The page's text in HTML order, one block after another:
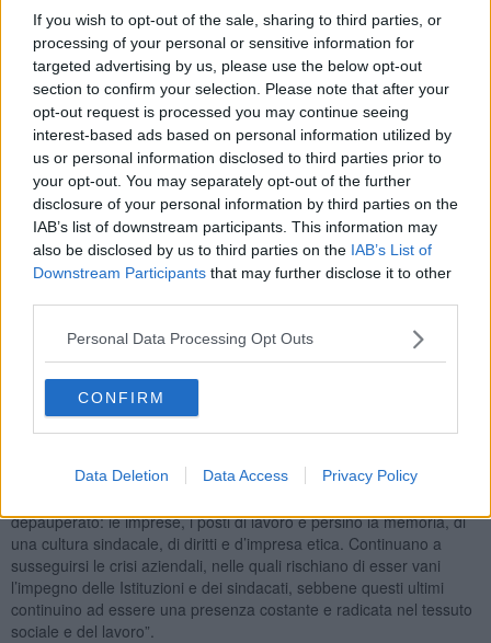
If you wish to opt-out of the sale, sharing to third parties, or
processing of your personal or sensitive information for
targeted advertising by us, please use the below opt-out
section to confirm your selection. Please note that after your
opt-out request is processed you may continue seeing
interest-based ads based on personal information utilized by
us or personal information disclosed to third parties prior to
your opt-out. You may separately opt-out of the further
disclosure of your personal information by third parties on the
IAB’s list of downstream participants. This information may
also be disclosed by us to third parties on the IAB’s List of
Downstream Participants that may further disclose it to other
Personal Data Processing Opt Outs
CONFIRM
Data Deletion Data Access Privacy Policy
AREZZO —Oggi, Sabato 29 dalle ore 10:30 alla Casa dell’Energia
ad Arezzo, in via Leone Leoni si terrà laseconda assemblea
pubblicapromossa dal comitato aretino di Articolo 1- Movimento
Democratici e Progressistiche avrà al centro del dibattito e vedrà la
partecipazione del presidente del gruppo di Articolo 1- Mdp a
Montecitorio Francesco Laforgia.
Inizia così la costruzione del movimento democratico e progressista
– Articolo 1 che propone una sfida in Italia e in Europa per
rilanciare una politica vissuta come efficace da chi è emarginato,
escluso e sconfitto dalla globalizzazione neoliberista e dal
saccheggio delle risorse naturali. MDP intende ripartire da una
sottopagato, sul lavoro che ammala e uccide per tornare ad avere il
lavoro che restituisce identità e dignità alla persona e alla comunità
in cui vive.
coniugazione dei diritti dei lavoratori con lo sviluppo dell’impresa, –
depauperato: le imprese, i posti di lavoro e persino la memoria, di
una cultura sindacale, di diritti e d’impresa etica. Continuano a
susseguirsi le crisi aziendali, nelle quali rischiano di esser vani
l’impegno delle Istituzioni e dei sindacati, sebbene questi ultimi
continuino ad essere una presenza costante e radicata nel tessuto
sociale e del lavoro”.